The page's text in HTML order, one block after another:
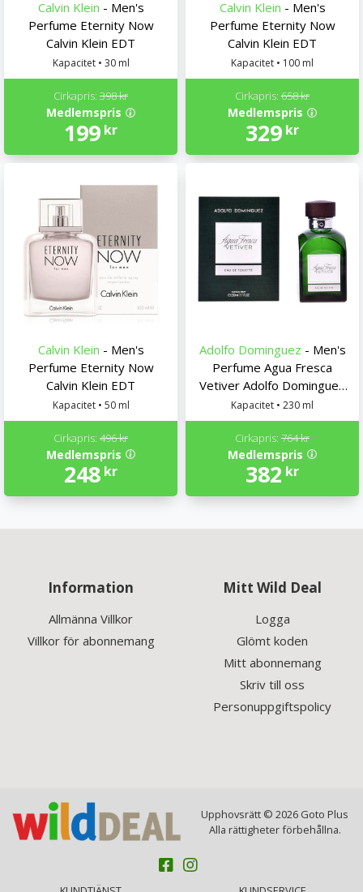
Calvin Klein - Men's
Perfume Eternity Now
Calvin Klein EDT
Kapacitet • 30 ml
Medlemspris
199 kr
Cirkapris: 398 kr
Calvin Klein - Men's
Perfume Eternity Now
Calvin Klein EDT
Kapacitet • 100 ml
Medlemspris
329 kr
Cirkapris: 658 kr
Calvin Klein - Men's
Perfume Eternity Now
Calvin Klein EDT
Kapacitet • 50 ml
Medlemspris
248 kr
Cirkapris: 496 kr
Adolfo Dominguez - Men's
Perfume Agua Fresca
Vetiver Adolfo Dominguez
EDT
Kapacitet • 230 ml
Medlemspris
382 kr
Cirkapris: 764 kr
Information
Allmänna Villkor
Villkor för abonnemang
Mitt Wild Deal
Logga
Glömt koden
Mitt abonnemang
Skriv till oss
Personuppgiftspolicy
Upphovsrätt © 2026 Goto Plus
Alla rättigheter förbehållna.